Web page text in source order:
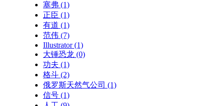
塞弗 (1)
正臣 (1)
有道 (1)
范伟 (7)
Illustrator(1)
大锤恐龙 (0)
功夫 (1)
格斗 (2)
俄罗斯天然气公司 (1)
信号 (1)